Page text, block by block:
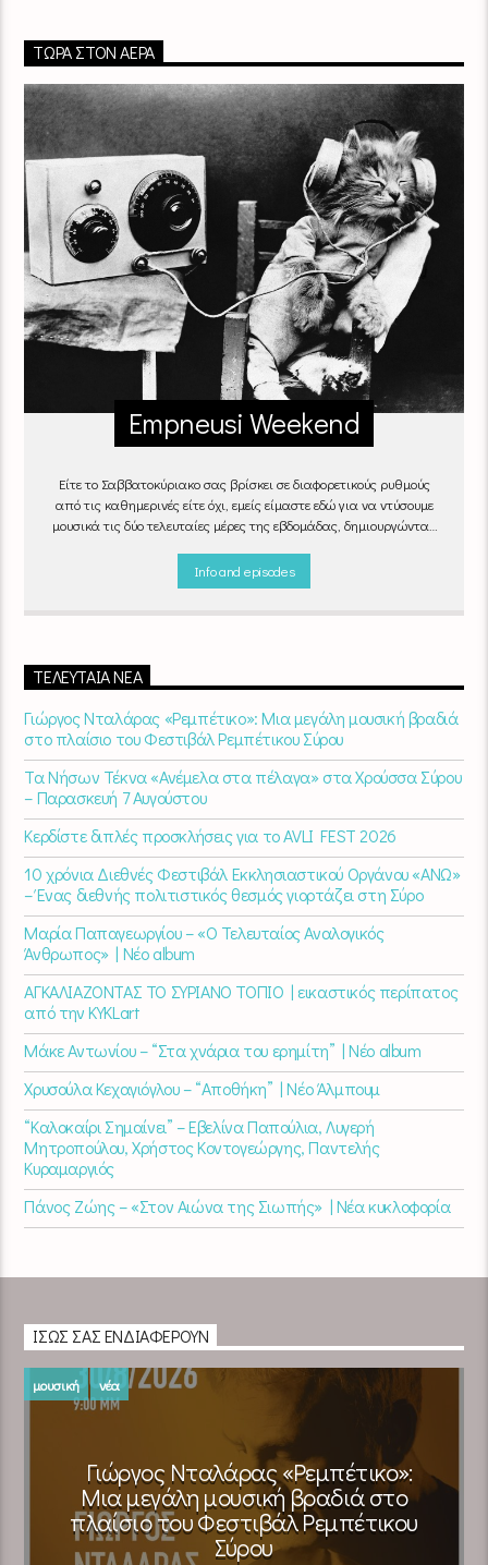
ΤΏΡΑ ΣΤΟΝ ΑΈΡΑ
Empneusi Weekend
Είτε το Σαββατοκύριακο σας βρίσκει σε διαφορετικούς ρυθμούς
από τις καθημερινές είτε όχι, εμείς είμαστε εδώ για να ντύσουμε
μουσικά τις δύο τελευταίες μέρες της εβδομάδας, δημιουργώντας
Info and episodes
ΤΕΛΕΥΤΑΊΑ ΝΈΑ
Γιώργος Νταλάρας «Ρεμπέτικο»: Μια μεγάλη μουσική βραδιά
στο πλαίσιο του Φεστιβάλ Ρεμπέτικου Σύρου
Τα Νήσων Τέκνα «Ανέμελα στα πέλαγα» στα Χρούσσα Σύρου
– Παρασκευή 7 Αυγούστου
Κερδίστε διπλές προσκλήσεις για το AVLI FEST 2026
10 χρόνια Διεθνές Φεστιβάλ Εκκλησιαστικού Οργάνου «ΑΝΩ»
– Ένας διεθνής πολιτιστικός θεσμός γιορτάζει στη Σύρο​
Μαρία Παπαγεωργίου – «Ο Τελευταίος Αναλογικός
Άνθρωπος» | Νέο album
ΑΓΚΑΛΙΑΖΟΝΤΑΣ ΤΟ ΣΥΡΙΑΝΟ ΤΟΠΙΟ | εικαστικός περίπατος
από την KYKLart
Μάκε Αντωνίου – “Στα χνάρια του ερημίτη” | Νέο album
Χρυσούλα Κεχαγιόγλου – “Αποθήκη” | Νέο Άλμπουμ
“Καλοκαίρι Σημαίνει” – Εβελίνα Παπούλια, Λυγερή
Μητροπούλου, Χρήστος Κοντογεώργης, Παντελής
Κυραμαργιός
Πάνος Ζώης – «Στον Αιώνα της Σιωπής» | Νέα κυκλοφορία
ΊΣΩΣ ΣΑΣ ΕΝΔΙΑΦΈΡΟΥΝ
μουσική νέα
Γιώργος Νταλάρας «Ρεμπέτικο»:
Μια μεγάλη μουσική βραδιά στο
πλαίσιο του Φεστιβάλ Ρεμπέτικου
Σύρου